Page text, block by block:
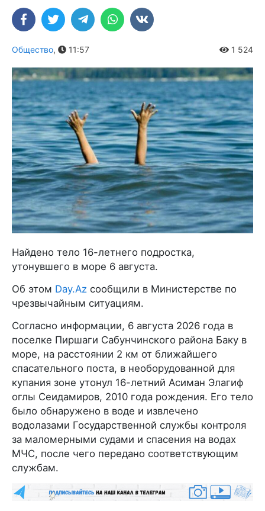
Общество, 11:57 1 524
Найдено тело 16-летнего подростка,
утонувшего в море 6 августа.
Об этом Day.Az сообщили в Министерстве по
чрезвычайным ситуациям.
Согласно информации, 6 августа 2026 года в
поселке Пиршаги Сабунчинского района Баку в
море, на расстоянии 2 км от ближайшего
спасательного поста, в необорудованной для
купания зоне утонул 16-летний Асиман Элагиф
оглы Сеидамиров, 2010 года рождения. Его тело
было обнаружено в воде и извлечено
водолазами Государственной службы контроля
за маломерными судами и спасения на водах
МЧС, после чего передано соответствующим
службам.